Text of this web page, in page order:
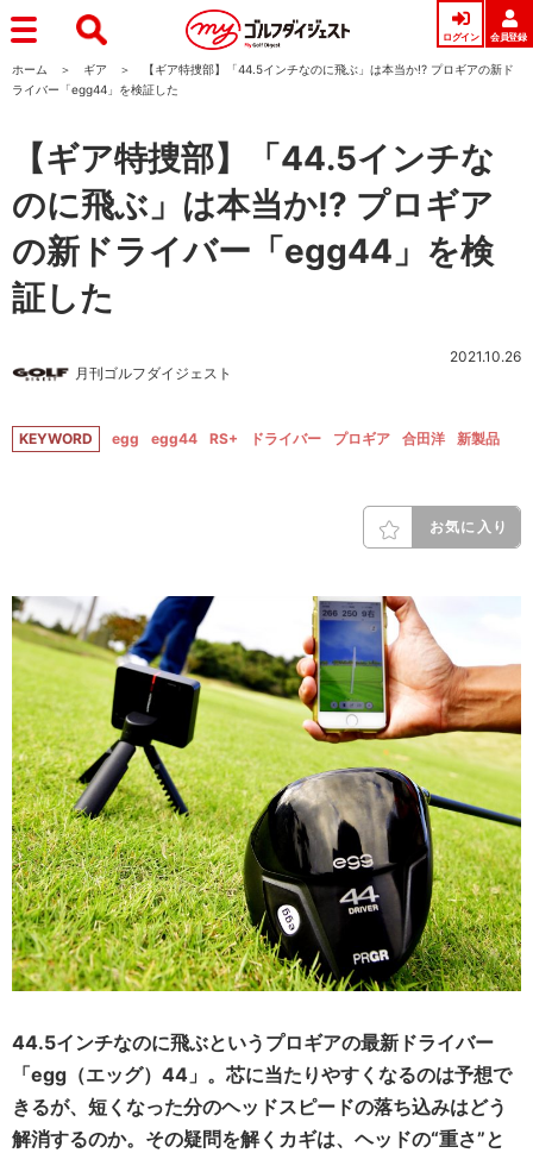
ログイン 会員登録
ホーム ギア
【ギア特捜部】「44.5インチなのに飛ぶ」は本当か!? プロギアの新ド
ライバー「egg44」を検証した
【ギア特捜部】「44.5インチな
のに飛ぶ」は本当か!? プロギア
の新ドライバー「egg44」を検
証した
月刊ゴルフダイジェスト
2021.10.26
KEYWORD egg egg44 RS+ ドライバー プロギア 合田洋 新製品
お気に入り
44.5インチなのに飛ぶというプロギアの最新ドライバー
「egg（エッグ）44」。芯に当たりやすくなるのは予想で
きるが、短くなった分のヘッドスピードの落ち込みはどう
解消するのか。その疑問を解くカギは、ヘッドの“重さ”と